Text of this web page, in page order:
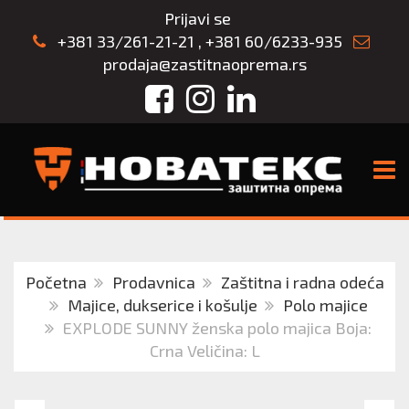
Prijavi se
+381 33/261-21-21 , +381 60/6233-935
prodaja@zastitnaoprema.rs
FacebookInstagram
LinkedIn
Početna Prodavnica
Zaštitna i radna odeća
Majice, dukserice i košulje
Polo majice
EXPLODE SUNNY ženska polo majica Boja:
Crna Veličina: L